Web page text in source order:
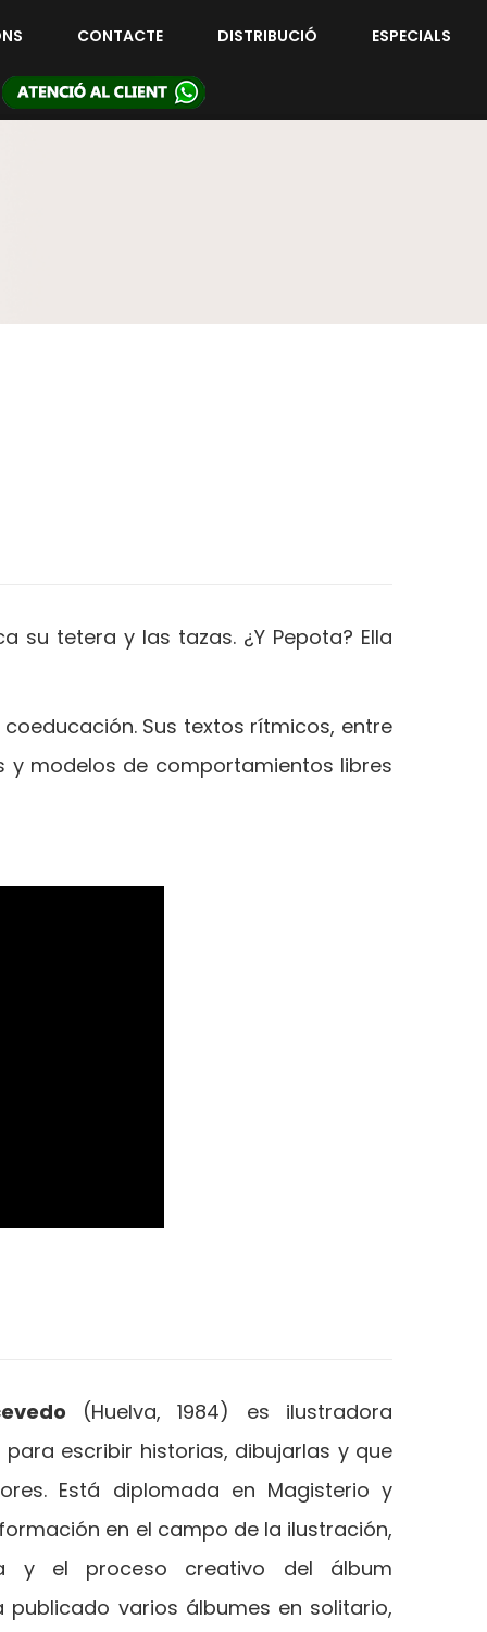
CONTACTE DISTRIBUCIÓ ESPECIALS
su tetera y las tazas. ¿Y Pepota? Ella
Sus textos rítmicos, entre
y modelos de comportamientos libres
(Huelva, 1984) es ilustradora
escribir historias, dibujarlas y que
Está diplomada en Magisterio y
en el campo de la ilustración,
y el proceso creativo del álbum
publicado varios álbumes en solitario,